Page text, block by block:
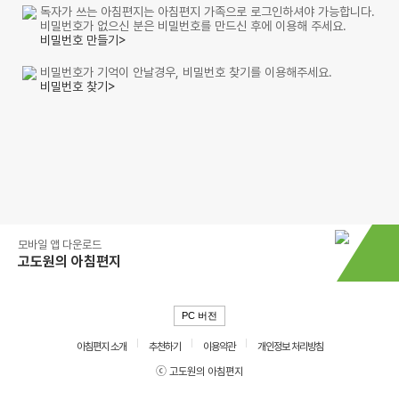
독자가 쓰는 아침편지는 아침편지 가족으로 로그인하셔야 가능합니다.
비밀번호가 없으신 분은 비밀번호를 만드신 후에 이용해 주세요.
비밀번호 만들기>
비밀번호가 기억이 안날경우, 비밀번호 찾기를 이용해주세요.
비밀번호 찾기>
모바일 앱 다운로드
고도원의 아침편지
PC 버전
아침편지 소개 추천하기 이용약관
개인정보 처리방침
ⓒ 고도원의 아침편지